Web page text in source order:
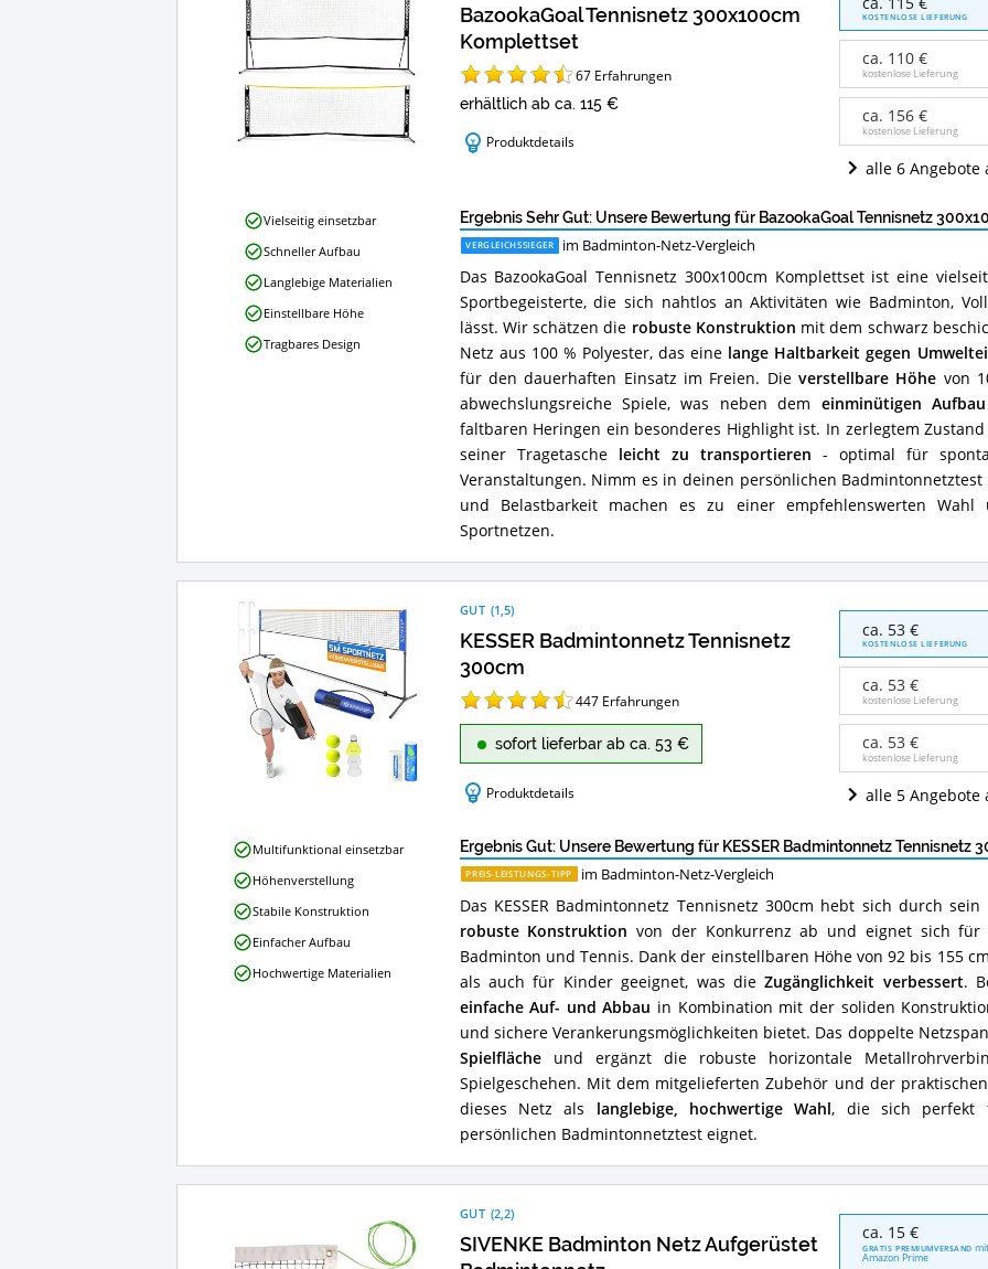
BazookaGoal Tennisnetz 300x100cm
Komplettset
Erfahrungen
BazookaGoal
Tennisnetz
300x100cm
Komplettset
Angebote:
dieses
Badminton-
erhältlich?
ca. 115 €
ca. 110 €
kostenlose Lieferung
ca. 156 €
kostenlose Lieferung
Ergebnis Sehr Gut: Unsere Bewertung für BazookaGoal Tennisnetz
Das BazookaGoal Tennisnetz 300x100cm Komplettset ist eine
Sportbegeisterte, die sich nahtlos an Aktivitäten wie Badminton,
lässt. Wir schätzen dierobuste Konstruktionmit dem schwarz
Netz aus 100 % Polyester, das einelange Haltbarkeit gegen
für den dauerhaften Einsatz im Freien. Dieverstellbare Höhevon
abwechslungsreiche Spiele, was neben dem einminütigen Aufbau
faltbaren Heringen ein besonderes Highlight ist. In zerlegtem
seiner Tragetascheleicht zu transportieren- optimal für
Veranstaltungen. Nimm es in deinen persönlichen
und Belastbarkeit machen es zu einer empfehlenswerten Wahl
BazookaGoal
Tennisnetz
300x100cm
Komplettset
KESSER Badmintonnetz Tennisnetz
300cm
447Erfahrungen
sofort lieferbar ab ca. 53 €
KESSER
Badmintonnetz
Tennisnetz
300cm
Angebote:
dieses
Badminton-
erhältlich?
ca. 53 €
ca. 53 €
kostenlose Lieferung
ca. 53 €
kostenlose Lieferung
Ergebnis Gut: Unsere Bewertung für KESSER Badmintonnetz Tennisnetz
Das KESSER Badmintonnetz Tennisnetz 300cm hebt sich durch
robuste Konstruktion
von der Konkurrenz ab und eignet sich für
Badminton und Tennis. Dank der einstellbaren Höhe von 92 bis 155
als auch für Kinder geeignet, was die
Zugänglichkeit verbessert .
einfache Auf- und Abbau
in Kombination mit der soliden
und sichere Verankerungsmöglichkeiten bietet. Das doppelte
Spielfläche
und ergänzt die robuste horizontale
Spielgeschehen. Mit dem mitgelieferten Zubehör und der
dieses Netz als
langlebige, hochwertige Wahl
Badmintonnetz
Tennisnetz
Vorteile:
SIVENKE Badminton Netz Aufgerüstet
SIVENKE
Badminton
ca. 15 €